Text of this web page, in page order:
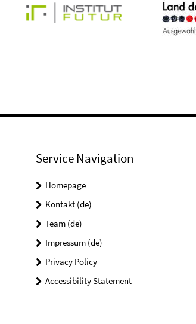
Service Navigation
Homepage
Kontakt (de)
Team (de)
Impressum (de)
Privacy Policy
Accessibility Statement